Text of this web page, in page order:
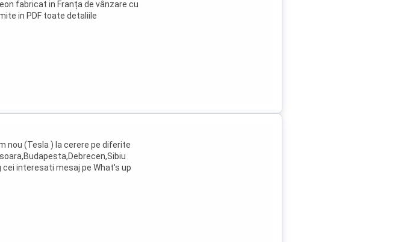
fabricat in Franța de vânzare cu
in PDF toate detaliile
nou (Tesla ) la cerere pe diferite
interesati mesaj pe What's up